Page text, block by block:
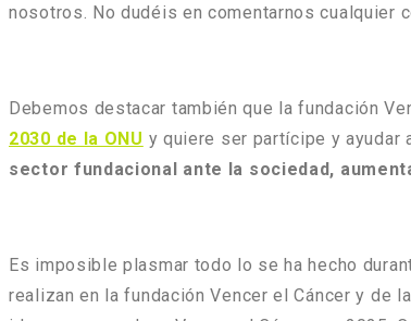
nosotros. No dudéis en comentarnos cualquier
Debemos destacar también que la fundación
2030 de la ONU y quiere ser partícipe y ayudar
sector fundacional ante la sociedad,
Es imposible plasmar todo lo se ha hecho
realizan en la fundación Vencer el Cáncer y de